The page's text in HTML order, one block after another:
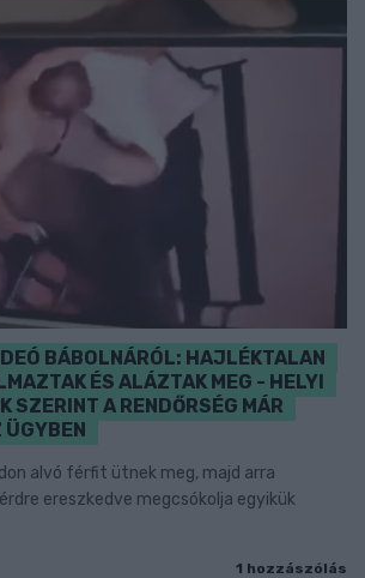
BÁBOLNÁRÓL: HAJLÉKTALAN
ÉS ALÁZTAK MEG - HELYI
SZERINT A RENDŐRSÉG MÁR
ÜGYBEN
alvó férfit ütnek meg, majd arra
ereszkedve megcsókolja egyikük
1 hozzászólás